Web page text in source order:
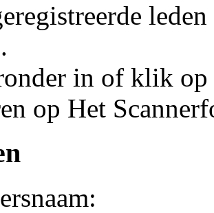
in of klik op
op Het